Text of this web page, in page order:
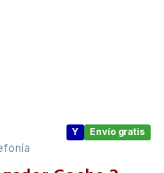
Envío gratis
Y